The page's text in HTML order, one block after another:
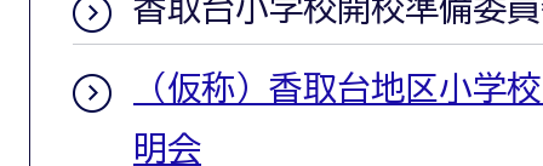
香取台小学校開校準備委
（仮称）香取台地区小学
明会